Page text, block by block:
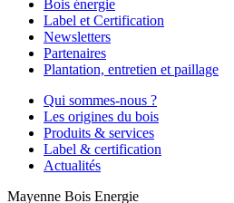
Bois énergie
Label et Certification
Newsletters
Partenaires
Plantation, entretien et paillage
Qui sommes-nous ?
Les origines du bois
Produits & services
Label & certification
Actualités
Mayenne Bois Energie